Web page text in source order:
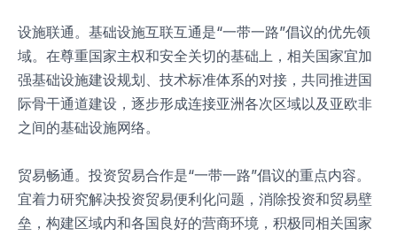
设施联通。基础设施互联互通是“一带一路”倡议的优先领
域。在尊重国家主权和安全关切的基础上，相关国家宜加
强基础设施建设规划、技术标准体系的对接，共同推进国
际骨干通道建设，逐步形成连接亚洲各次区域以及亚欧非
之间的基础设施网络。
贸易畅通。投资贸易合作是“一带一路”倡议的重点内容。
宜着力研究解决投资贸易便利化问题，消除投资和贸易壁
垒，构建区域内和各国良好的营商环境，积极同相关国家